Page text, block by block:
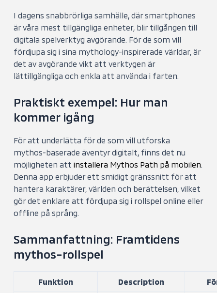
I dagens snabbrörliga samhälle, där smartphones
är våra mest tillgängliga enheter, blir tillgången till
digitala spelverktyg avgörande. För de som vill
fördjupa sig i sina mythology-inspirerade världar, är
det av avgörande vikt att verktygen är
lättillgängliga och enkla att använda i farten.
Praktiskt exempel: Hur man
kommer igång
För att underlätta för de som vill utforska
mythos-baserade äventyr digitalt, finns det nu
möjligheten attinstallera Mythos Path på mobilen.
Denna app erbjuder ett smidigt gränssnitt för att
hantera karaktärer, världen och berättelsen, vilket
gör det enklare att fördjupa sig i rollspel online eller
offline på språng.
Sammanfattning: Framtidens
mythos-rollspel
Funktion Description